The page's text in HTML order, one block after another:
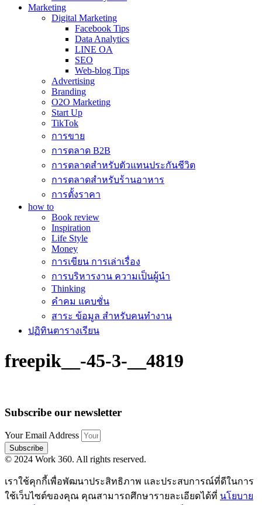
Marketing
Digital Marketing
Facebook Tips
Data Analytics
LINE OA
SEO
Web-blog Tips
Advertising
Branding
O2O Marketing
Start Up
TikTok
การขาย
การตลาด B2B
การตลาดสำหรับตัวแทนประกันชีวิต
การตลาดสำหรับร้านอาหาร
การตั้งราคา
how to
Book review
Inspiration
Life Style
Money
การเขียน การเล่าเรื่อง
การบริหารงาน ความเป็นผู้นำ
Thinking
คำคม แคบชั่น
สาระ ข้อมูล สำหรับคนทำงาน
ปฏิทินตารางเรียน
freepik__-45-3-__4819
Subscribe our newsletter
Your Email Address
Subscribe
© 2024 Work 360. All rights reserved.
เราใช้คุกกี้เพื่อพัฒนาประสิทธิภาพ และประสบการณ์ที่ดีในการ
ใช้เว็บไซต์ของคุณ คุณสามารถศึกษารายละเอียดได้ที่ นโยบาย